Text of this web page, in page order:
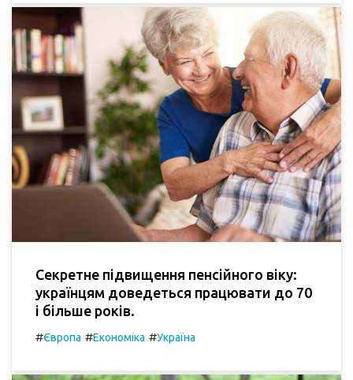
Секретне підвищення пенсійного віку:
українцям доведеться працювати до 70
і більше років.
#Європа #Економіка #Україна